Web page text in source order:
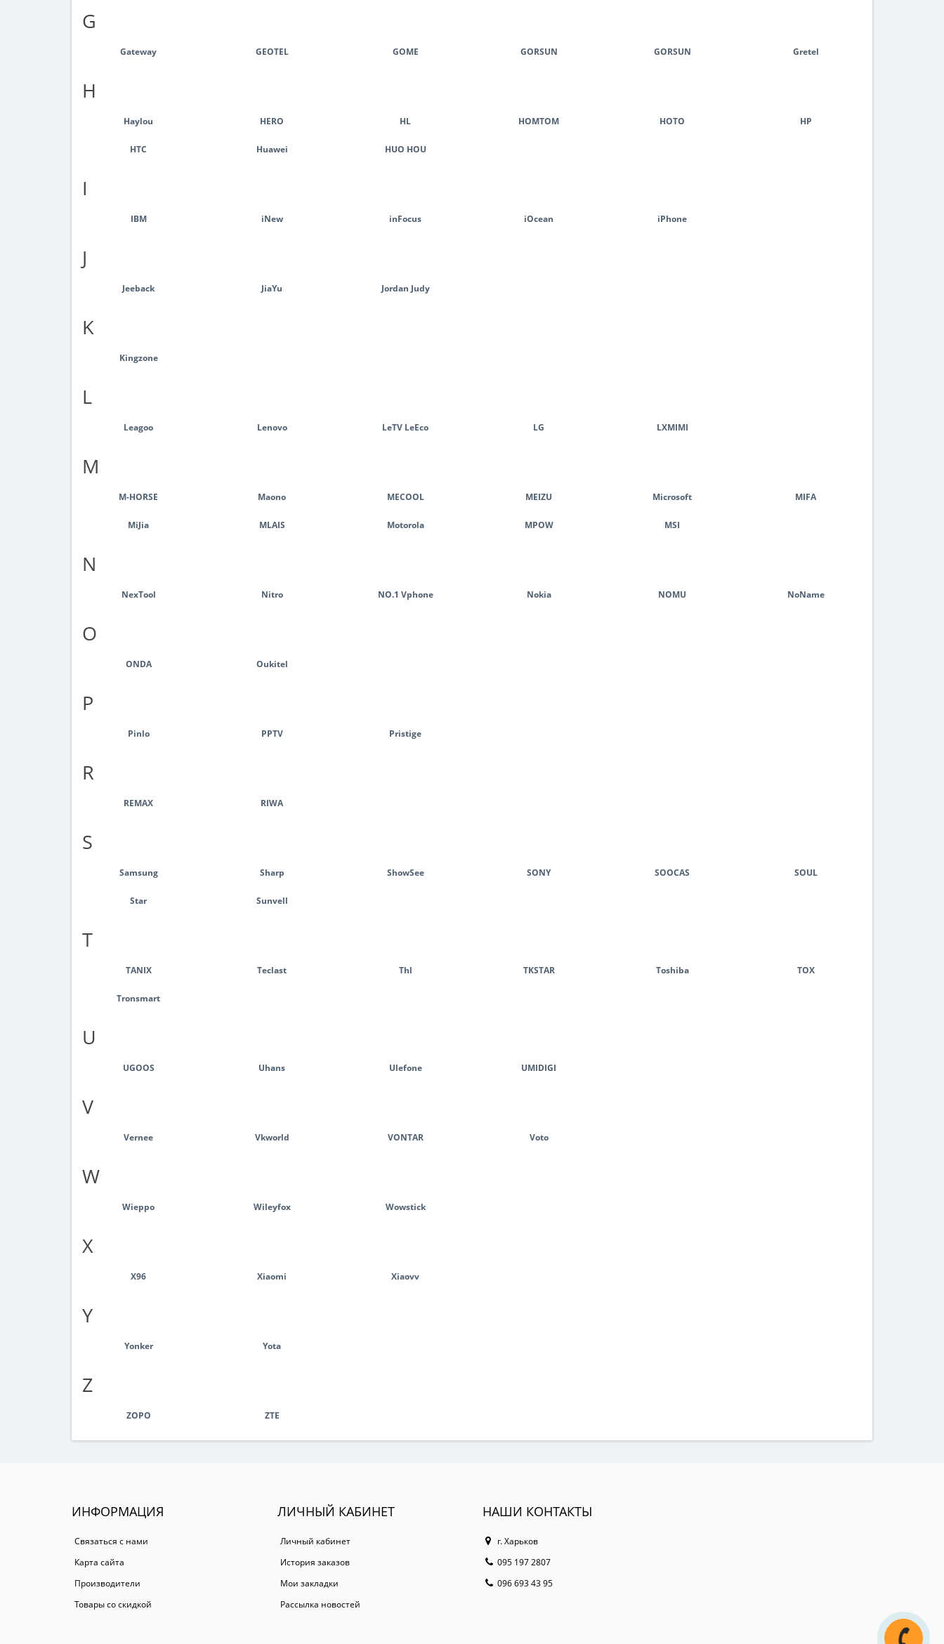
G
Gateway GEOTEL GOME GORSUN GORSUN Gretel
H
Haylou HERO HL HOMTOM HOTO HP
HTC Huawei HUO HOU
I
IBM iNew inFocus iOcean iPhone
J
Jeeback JiaYu Jordan Judy
K
Kingzone
L
Leagoo Lenovo LeTV LeEco LG LXMIMI
M
M-HORSE Maono MECOOL MEIZU Microsoft MIFA
MiJia MLAIS Motorola MPOW MSI
N
NexTool Nitro NO.1 Vphone Nokia NOMU NoName
O
ONDA Oukitel
P
Pinlo PPTV Pristige
R
REMAX RIWA
S
Samsung Sharp ShowSee SONY SOOCAS SOUL
Star Sunvell
T
TANIX Teclast Thl TKSTAR Toshiba TOX
Tronsmart
U
UGOOS Uhans Ulefone UMIDIGI
V
Vernee Vkworld VONTAR Voto
W
Wieppo Wileyfox Wowstick
X
X96 Xiaomi Xiaovv
Y
Yonker Yota
Z
ZOPO ZTE
ИНФОРМАЦИЯ
Связаться с нами
Карта сайта
Производители
Товары со скидкой
ЛИЧНЫЙ КАБИНЕТ
Личный кабинет
История заказов
Мои закладки
Рассылка новостей
НАШИ КОНТАКТЫ
г. Харьков
095 197 2807
096 693 43 95